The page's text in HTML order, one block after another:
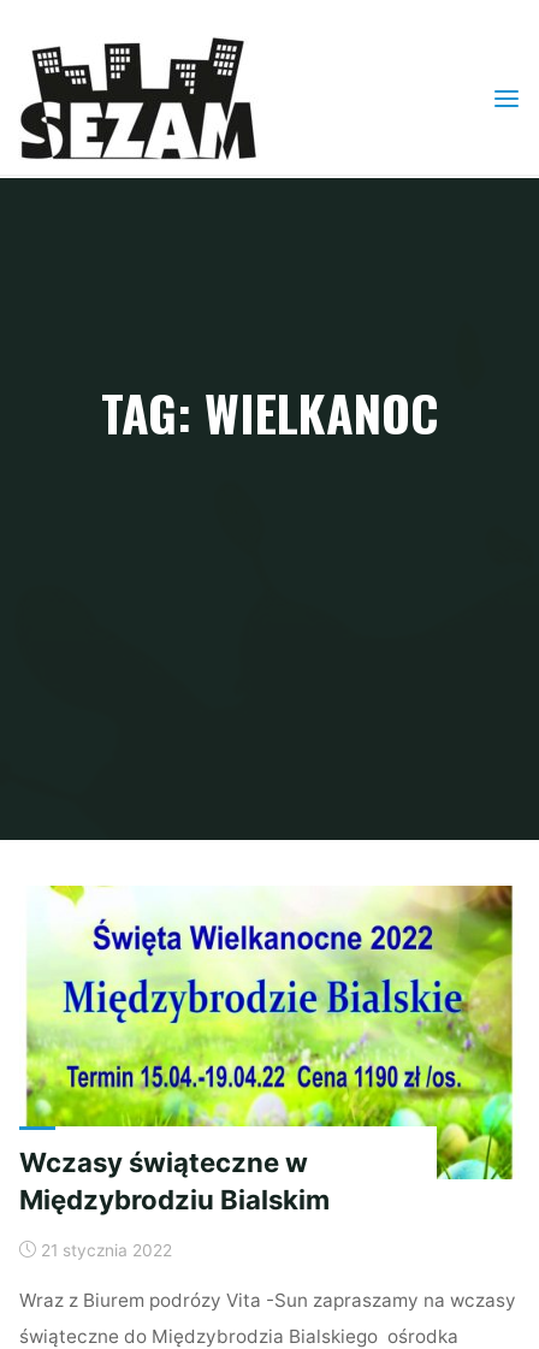
content
TAG: WIELKANOC
Wczasy świąteczne w
Międzybrodziu Bialskim
21 stycznia 2022
Wraz z Biurem podrózy Vita -Sun zapraszamy na wczasy
świąteczne do Międzybrodzia Bialskiego ośrodka